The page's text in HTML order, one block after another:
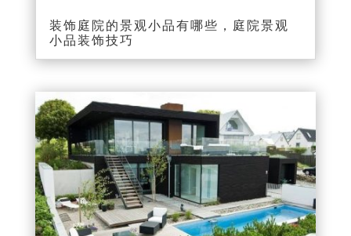
装饰庭院的景观小品有哪些，庭院景观
小品装饰技巧